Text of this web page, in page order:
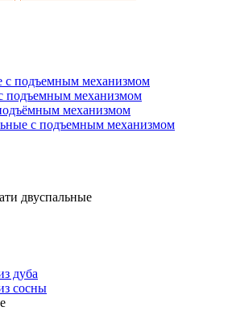
с подъемным механизмом
подъемным механизмом
механизмом
с подъемным механизмом
двуспальные
дуба
сосны